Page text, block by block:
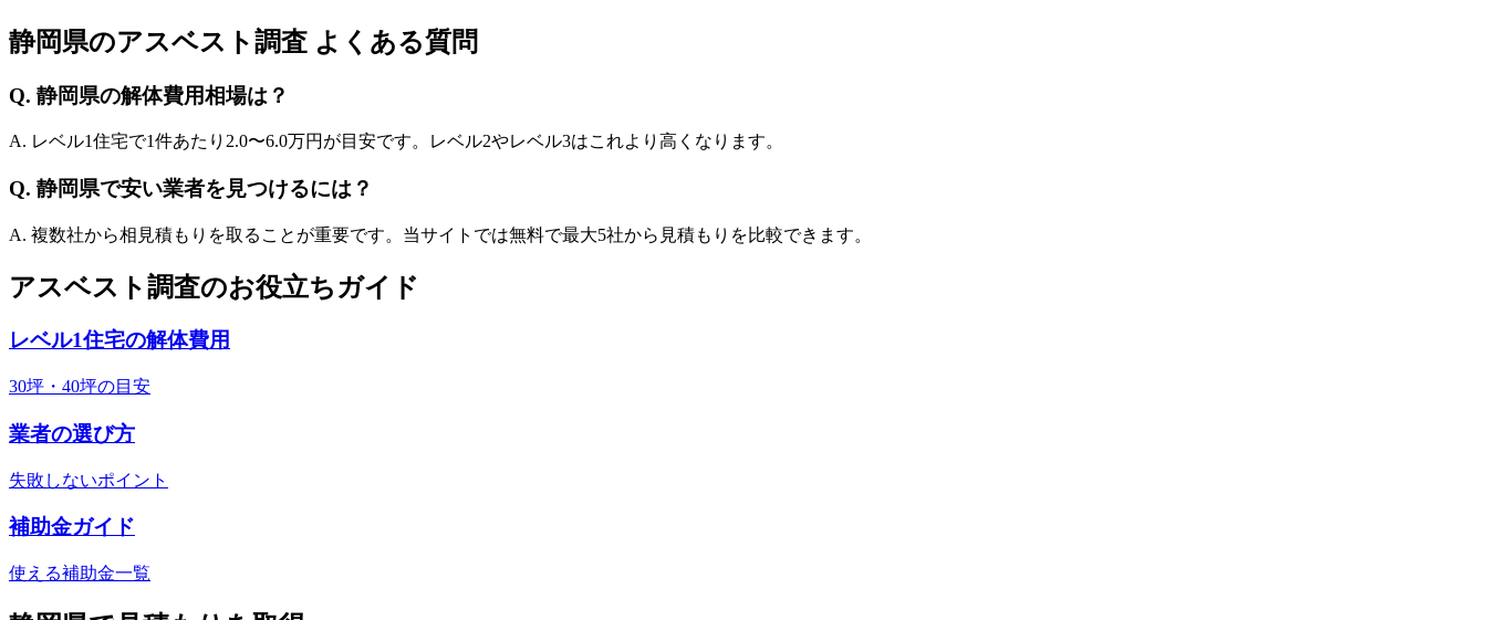
静岡県のアスベスト調査 よくある質問
Q. 静岡県の解体費用相場は？
A. レベル1住宅で1件あたり 2.0〜6.0万円が目安です。レベル2やレベル3はこれより高くなります。
Q. 静岡県で安い業者を見つけるには？
A. 複数社から相見積もりを取ることが重要です。当サイトでは無料で最大5社から見積もりを比較できます。
アスベスト調査のお役立ちガイド
レベル1住宅の解体費用
30坪・40坪の目安
業者の選び方
失敗しないポイント
補助金ガイド
使える補助金一覧